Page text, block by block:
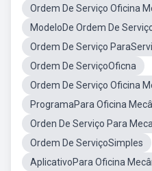
Ordem De Serviço Oficina
ModeloDe Ordem De
Ordem De Serviço
Ordem De ServiçoOficna
Ordem De Serviço Oficina
ProgramaPara Oficina
Orden De Serviço Para
Ordem De ServiçoSimples
AplicativoPara Oficina